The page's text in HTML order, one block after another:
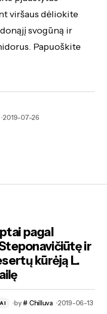
viršaus dėliokite
svogūną ir
Papuoškite
2019-07-26
pagal
ir
kūrėją L.
by # Chilluva 2019-06-13